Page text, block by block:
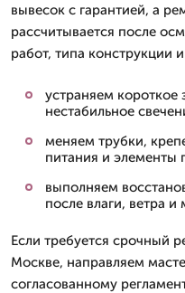
вывесок с гарантией, а
рассчитывается после
работ, типа конструкции
устраняем
нестабильное
меняем трубки,
питания и элементы
выполняем
после влаги, ветра
Если требуется срочный
Москве, направляем
согласованному